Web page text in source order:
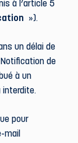
à l’article 5
»).
un délai de
de
à un
interdite.
pour
mail